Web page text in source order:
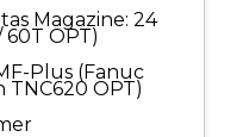
Magazine: 24
OPT)
Plus (Fanuc
TNC620 OPT)